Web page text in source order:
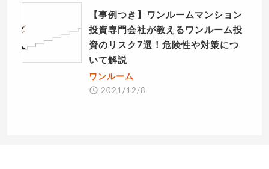
【事例つき】ワンルームマンション
投資専門会社が教えるワンルーム投
資のリスク7選！危険性や対策につ
いて解説
ワンルーム
2021/12/8